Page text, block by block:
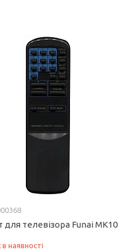
для телевізора Funai MK10
наявності